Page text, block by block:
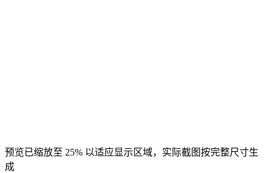
预览已缩放至 25% 以适应显示区域，实际截图按完整尺寸生
成